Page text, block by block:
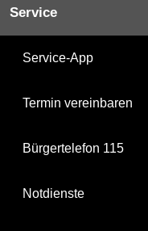
Service
Service-App
Termin vereinbaren
Bürgertelefon 115
Notdienste